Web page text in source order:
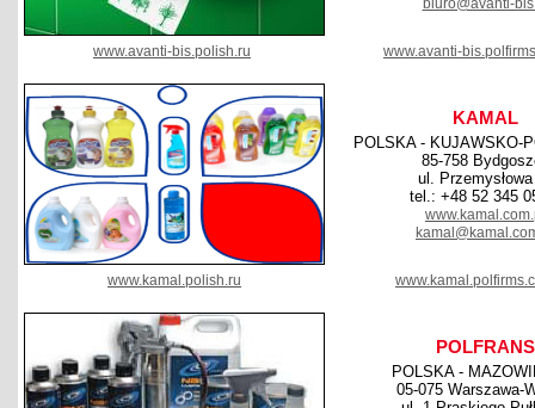
biuro@avanti-
www.avanti-bis.polish.ru www.avanti-
KAMAL
POLSKA - KUJAWSKO-
85-758
ul.
tel.: +48 52 345
www.kamal.polish.ru
POLFRANS
POLSKA -
05-075 Warszawa-